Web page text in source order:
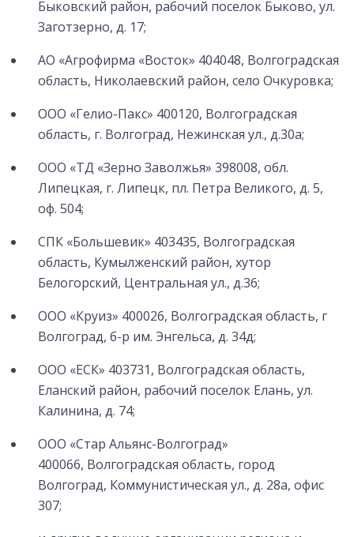
Быковский район, рабочий поселок Быково, ул.
Заготзерно, д. 17;
АО «Агрофирма «Восток» 404048, Волгоградская
область, Николаевский район, село Очкуровка;
ООО «Гелио-Пакс» 400120, Волгоградская
область, г. Волгоград, Нежинская ул., д.30а;
ООО «ТД «Зерно Заволжья» 398008, обл.
Липецкая, г. Липецк, пл. Петра Великого, д. 5,
оф. 504;
СПК «Большевик» 403435, Волгоградская
область, Кумылженский район, хутор
Белогорский, Центральная ул., д.36;
ООО «Круиз» 400026, Волгоградская область, г
Волгоград, б-р им. Энгельса, д. 34д;
ООО «ЕСК» 403731, Волгоградская область,
Еланский район, рабочий поселок Елань, ул.
Калинина, д. 74;
ООО «Стар Альянс-Волгоград»
400066, Волгоградская область, город
Волгоград, Коммунистическая ул., д. 28а, офис
307;